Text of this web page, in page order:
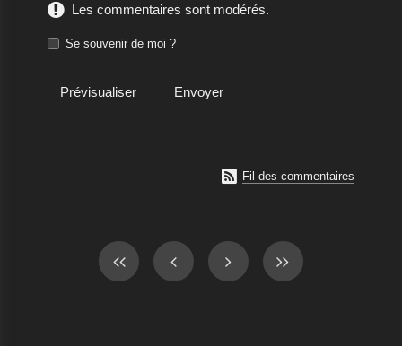
Les commentaires sont modérés.
Se souvenir de moi ?
 Fil des commentaires